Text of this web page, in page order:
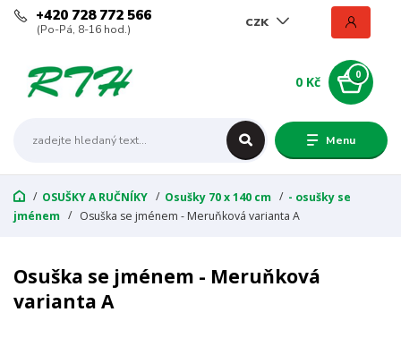
Menu
CZK
+420 728 772 566
(Po-Pá, 8-16 hod.)
0
0 Kč
OSUŠKY A RUČNÍKY Osušky 70 x 140 cm
- osušky se
jménem
Osuška se jménem - Meruňková varianta A
Osuška se jménem - Meruňková
varianta A